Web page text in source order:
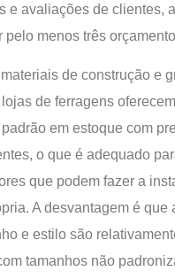
e avaliações de clientes,
pelo menos três
de construção e
de ferragens
em estoque com
o que é adequado
que podem fazer a
A desvantagem é que
e estilo são
tamanhos não